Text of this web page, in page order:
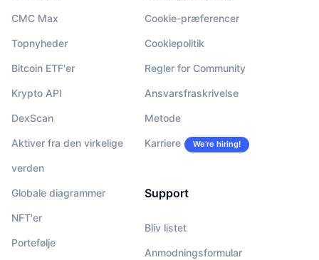
CMC Max
Topnyheder
Bitcoin ETF'er
Krypto API
DexScan
Aktiver fra den virkelige
verden
Globale diagrammer
NFT'er
Portefølje
Cookie-præferencer
Cookiepolitik
Regler for Community
Ansvarsfraskrivelse
Metode
Karriere We’re hiring!
Support
Bliv listet
Anmodningsformular